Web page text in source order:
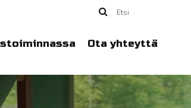
Etsi
Ota yhteyttä